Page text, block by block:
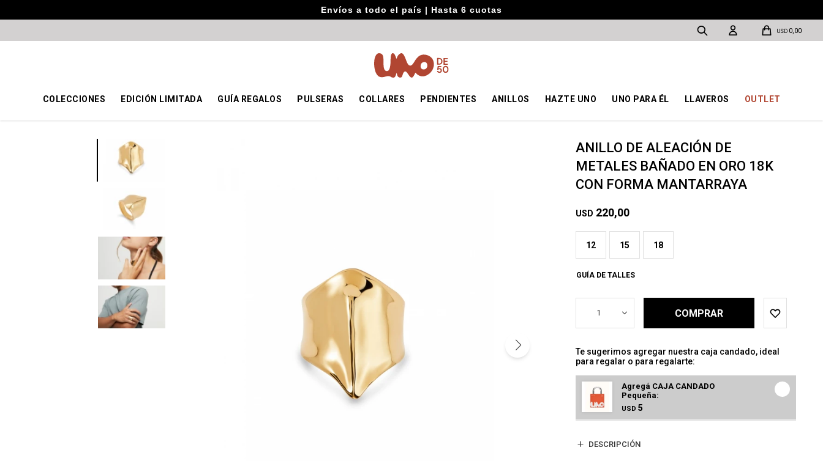
Envíos a todo el país | Hasta 6 cuotas
COLECCIONES EDICIÓN LIMITADA GUÍA REGALOS PULSERAS COLLARES PENDIENTES ANILLOS HAZTE UNO UNO PARA ÉL LLAVEROS OUTLET
USD 0,00
ANILLO DE ALEACIÓN DE
METALES BAÑADO EN ORO 18K
CON FORMA MANTARRAYA
USD 220,00
12 15 18
GUÍA DE TALLES
1 COMPRAR
Te sugerimos agregar nuestra caja candado, ideal
para regalar o para regalarte:
Agregá CAJA CANDADO
Pequeña:
USD 5
DESCRIPCIÓN